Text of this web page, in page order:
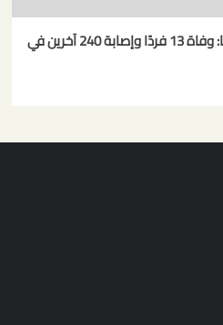
تفشي الكوليرا في دول أفريقيا: وفاة 13 فردًا وإصابة 240 آخرين في